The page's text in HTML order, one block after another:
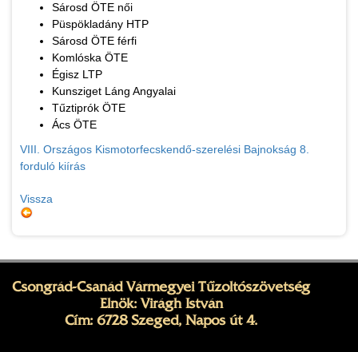
Sárosd ÖTE női
Püspökladány HTP
Sárosd ÖTE férfi
Komlóska ÖTE
Égisz LTP
Kunsziget Láng Angyalai
Tűztiprók ÖTE
Ács ÖTE
VIII. Országos Kismotorfecskendő-szerelési Bajnokság 8.
forduló kiírás
Vissza
Csongrád-Csanád Vármegyei Tűzoltószövetség
Elnök: Virágh István
Cím: 6728 Szeged, Napos út 4.